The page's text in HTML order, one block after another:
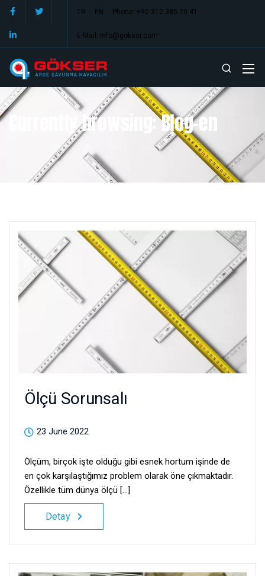
TR EN Phone: +90 312 385 70 41
E-Mail: info@gokser.com
Currently browsing: Blog-en
Ölçü Sorunsalı
23 June 2022
Ölçüm, birçok işte olduğu gibi esnek hortum işinde de
en çok karşılaştığımız problem olarak öne çıkmaktadır.
Özellikle tüm dünya ölçü [...]
Detay